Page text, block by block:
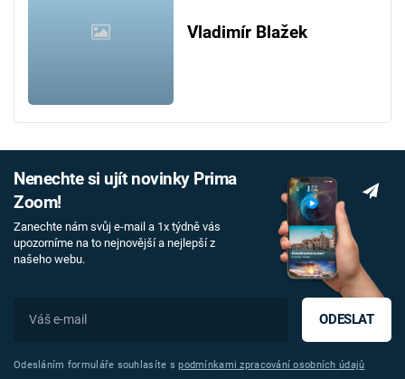
Vladimír Blažek
Nenechte si ujít novinky Prima
Zoom!
Zanechte nám svůj e-mail a 1x týdně vás
upozorníme na to nejnovější a nejlepší z
našeho webu.
ODESLAT
Odesláním formuláře souhlasíte spodmínkami zpracování osobních údajů